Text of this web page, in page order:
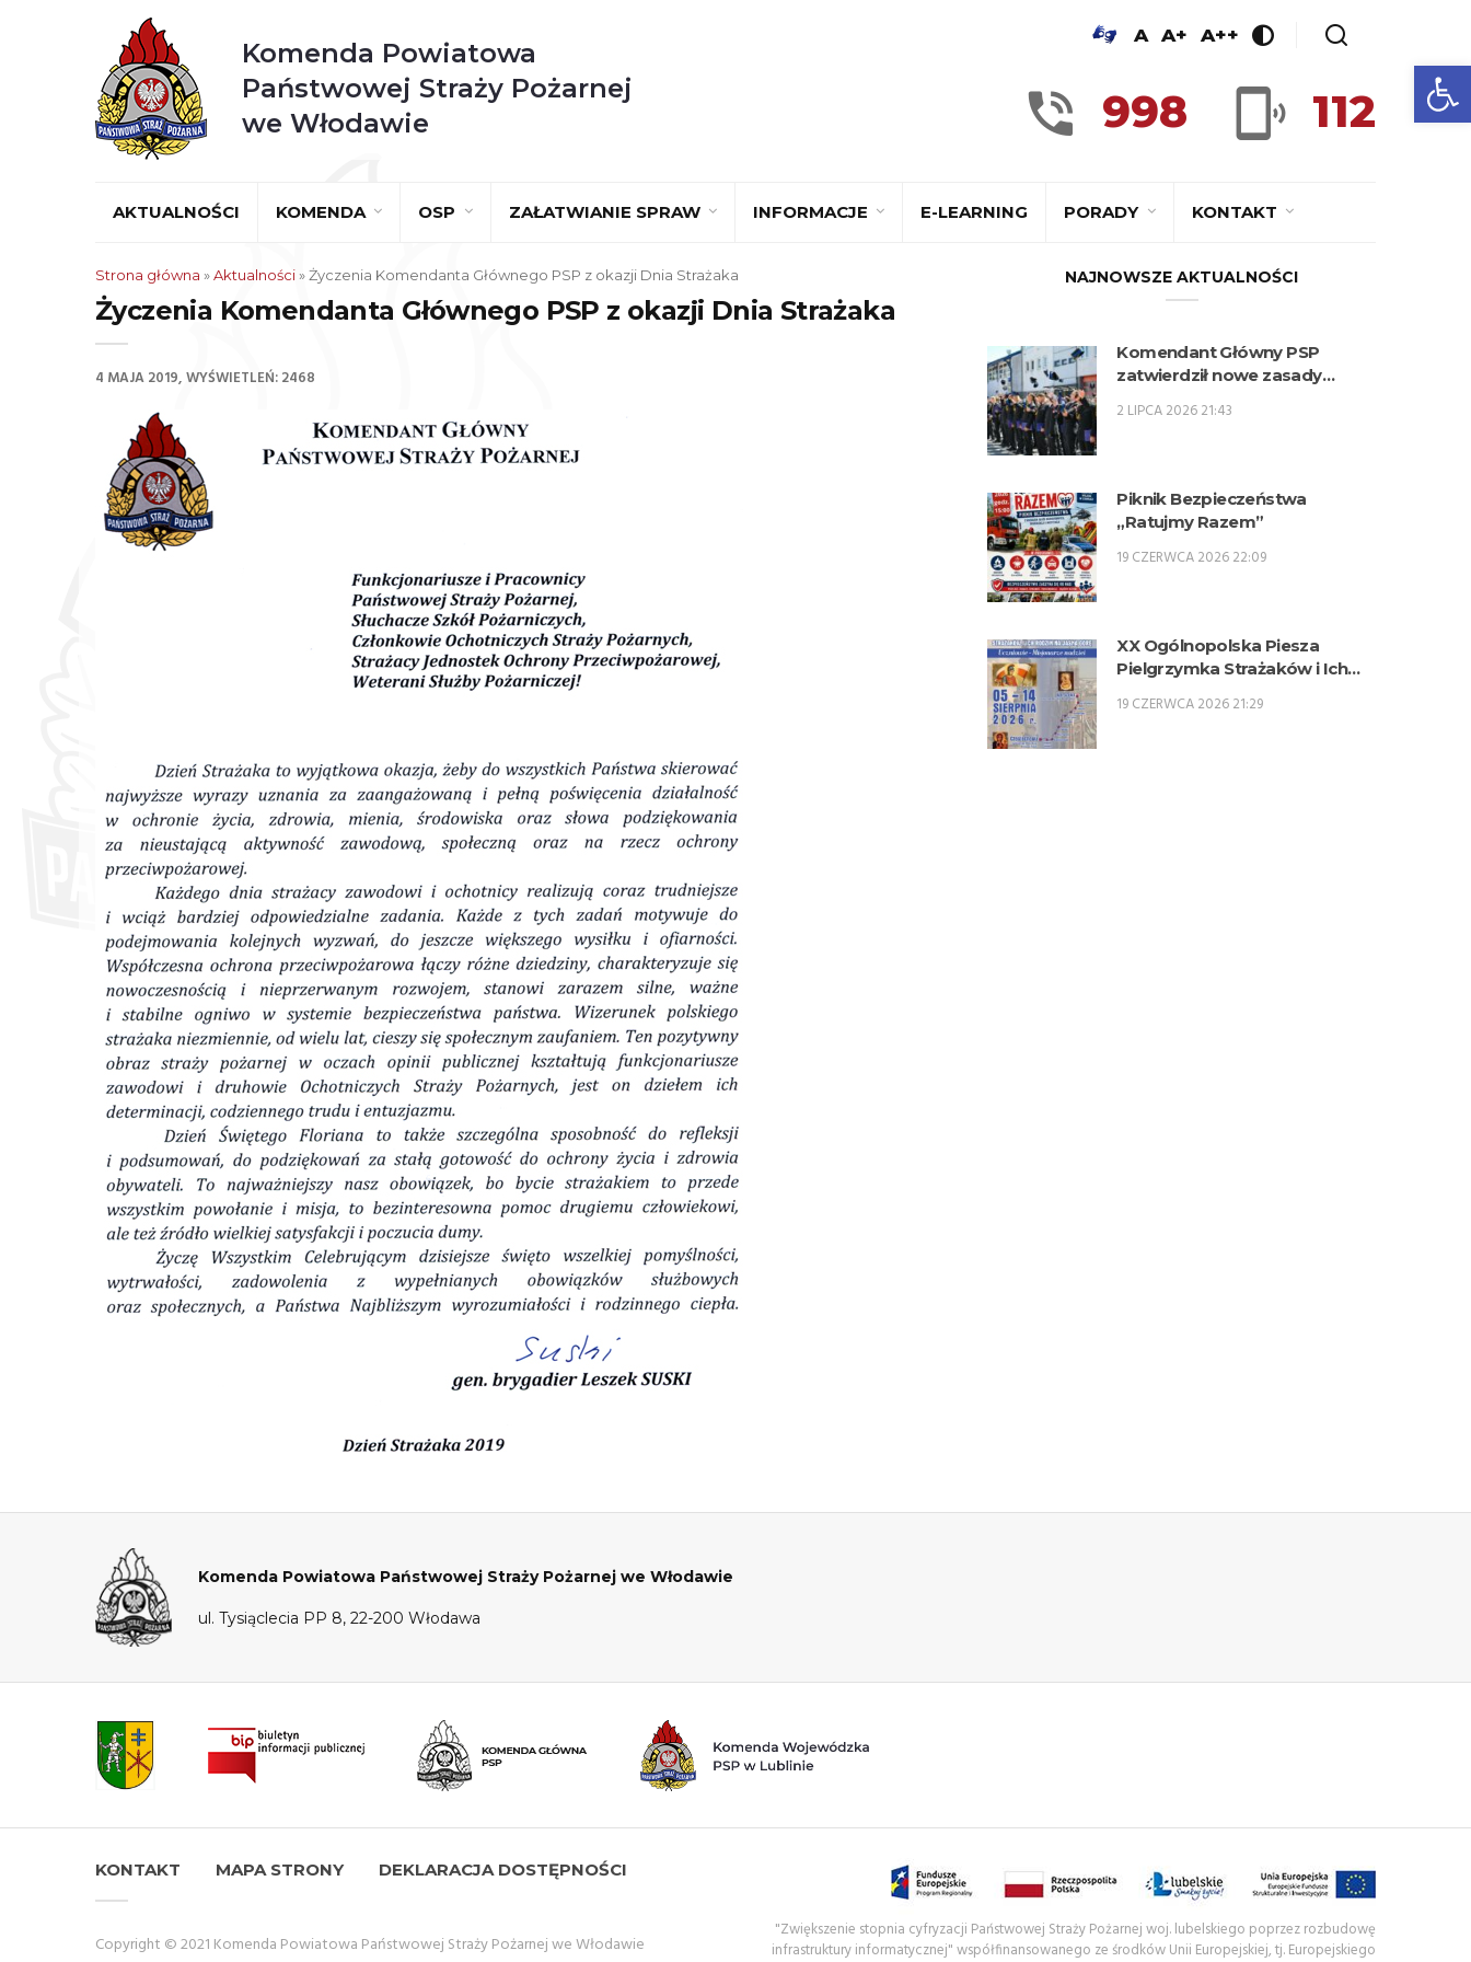
Komenda Powiatowa
Państwowej Straży Pożarnej
we Włodawie
A A+ A++
998 112
AKTUALNOŚCI KOMENDA OSP ZAŁATWIANIE SPRAW INFORMACJE E-LEARNING PORADY KONTAKT
Strona główna »Aktualności»Życzenia Komendanta Głównego PSP z okazji Dnia Strażaka
Życzenia Komendanta Głównego PSP z okazji Dnia Strażaka
4 MAJA 2019 WYŚWIETLEŃ: 2468
NAJNOWSZE AKTUALNOŚCI
Komendant Główny PSP
zatwierdził nowe zasady
kwalifikacyjne kursy
roku szkolnym 2026/2027.
2 LIPCA 2026 21:43
Piknik Bezpieczeństwa
„Ratujmy Razem”
19 CZERWCA 2026 22:09
XX Ogólnopolska Piesza
Pielgrzymka Strażaków i Ich
sierpnia 2026 r.
19 CZERWCA 2026 21:29
Komenda Powiatowa Państwowej Straży Pożarnej we Włodawie
ul. Tysiąclecia PP 8, 22-200 Włodawa
KONTAKT MAPA STRONY DEKLARACJA DOSTĘPNOŚCI
Copyright © 2021 Komenda Powiatowa Państwowej Straży Pożarnej we Włodawie
"Zwiększenie stopnia cyfryzacji Państwowej Straży Pożarnej woj. lubelskiego poprzez rozbudowę
infrastruktury informatycznej" współfinansowanego ze środków Unii Europejskiej, tj. Europejskiego